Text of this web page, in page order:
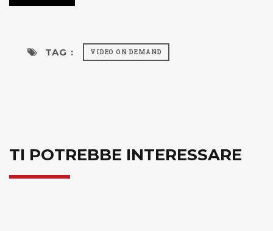
TAG : VIDEO ON DEMAND
TI POTREBBE INTERESSARE